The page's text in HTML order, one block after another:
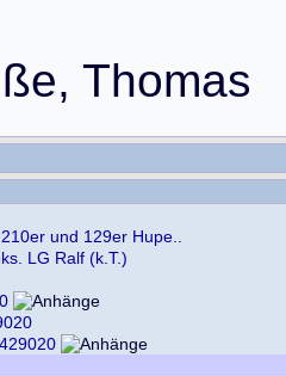
ße, Thomas
und 129er Hupe..
LG Ralf (k.T.)